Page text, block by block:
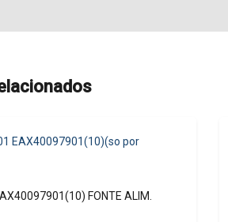
FONTE ALIM.